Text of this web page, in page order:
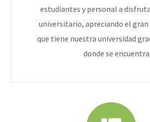
estudiantes y personal a
universitario, apreciando el gran
que tiene nuestra universidad
donde se encuentra.